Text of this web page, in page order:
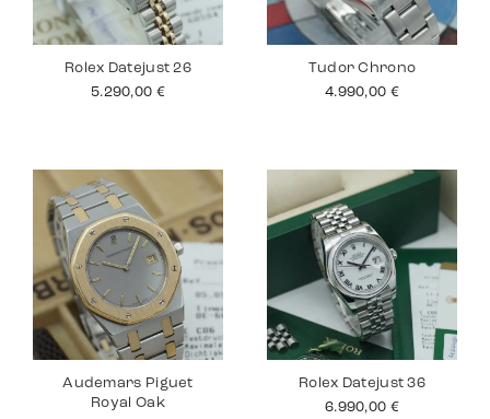
Rolex Datejust 26
5.290,00 €
Tudor Chrono
4.990,00 €
Audemars Piguet
Royal Oak
Rolex Datejust 36
6.990,00 €